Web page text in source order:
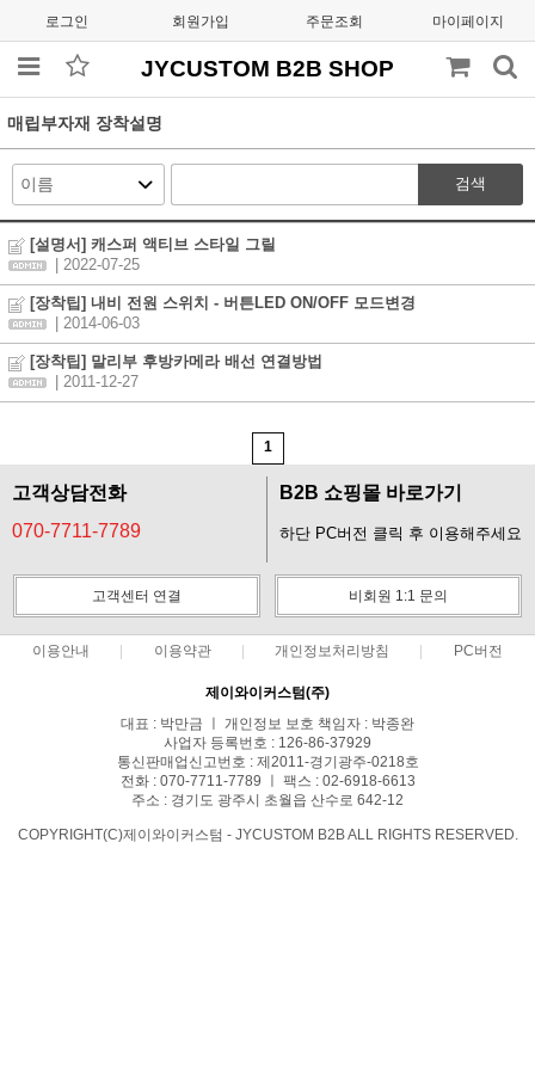
로그인 회원가입 주문조회 마이페이지
JYCUSTOM B2B SHOP
매립부자재 장착설명
검색
[설명서] 캐스퍼 액티브 스타일 그릴
| 2022-07-25
[장착팁] 내비 전원 스위치 - 버튼LED ON/OFF 모드변경
| 2014-06-03
[장착팁] 말리부 후방카메라 배선 연결방법
| 2011-12-27
1
고객상담전화
070-7711-7789
B2B 쇼핑몰 바로가기
하단 PC버전 클릭 후 이용해주세요
고객센터 연결 비회원 1:1 문의
이용안내 이용약관 개인정보처리방침 PC버전
제이와이커스텀(주)
대표 : 박만금 ㅣ 개인정보 보호 책임자 : 박종완
사업자 등록번호 : 126-86-37929
통신판매업신고번호 : 제2011-경기광주-0218호
전화 : 070-7711-7789 ㅣ 팩스 : 02-6918-6613
주소 : 경기도 광주시 초월읍 산수로 642-12
COPYRIGHT(C)제이와이커스텀 - JYCUSTOM B2B ALL RIGHTS RESERVED.